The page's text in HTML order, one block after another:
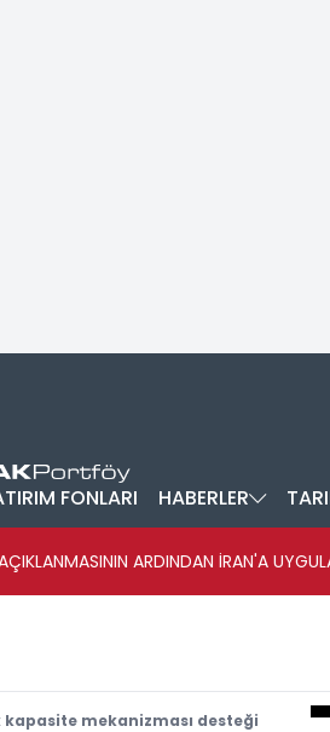
FONLARI HABERLER
ARDINDAN İRAN'A
mekanizması desteği